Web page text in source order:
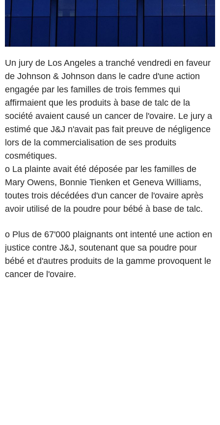
Un jury de Los Angeles a tranché vendredi en faveur
de Johnson & Johnson dans le cadre d'une action
engagée par les familles de trois femmes qui
affirmaient que les produits à base de talc de la
société avaient causé un cancer de l'ovaire. Le jury a
estimé que J&J n'avait pas fait preuve de négligence
lors de la commercialisation de ses produits
cosmétiques.
o La plainte avait été déposée par les familles de
Mary Owens, Bonnie Tienken et Geneva Williams,
toutes trois décédées d'un cancer de l'ovaire après
avoir utilisé de la poudre pour bébé à base de talc.
o Plus de 67'000 plaignants ont intenté une action en
justice contre J&J, soutenant que sa poudre pour
bébé et d'autres produits de la gamme provoquent le
cancer de l'ovaire.